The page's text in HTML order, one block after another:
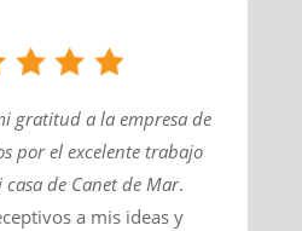
gratitud a la empresa de
por el excelente trabajo
de Canet de Mar​.
a mis ideas y